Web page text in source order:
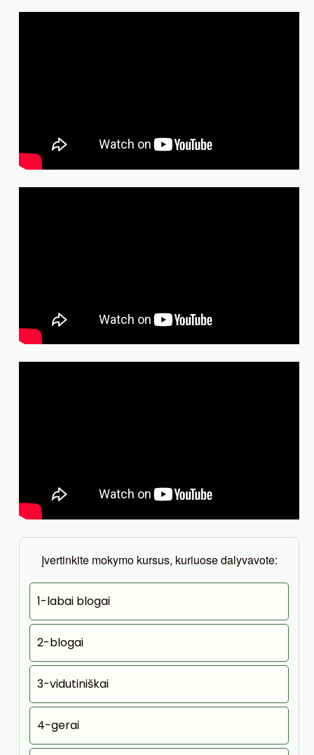
Įvertinkite mokymo kursus, kuriuose dalyvavote:
1-labai blogai
2-blogai
3-vidutiniškai
4-gerai